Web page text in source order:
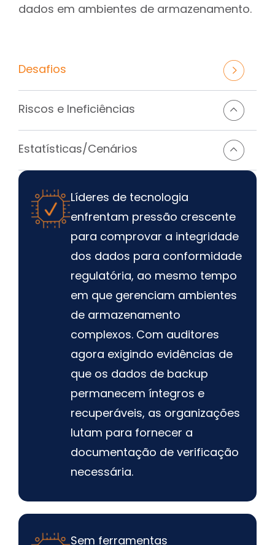
dados em ambientes de armazenamento.
Desafios
Riscos e Ineficiências
Estatísticas/Cenários
Líderes de tecnologia
enfrentam pressão crescente
para comprovar a integridade
dos dados para conformidade
regulatória, ao mesmo tempo
em que gerenciam ambientes
de armazenamento
complexos. Com auditores
agora exigindo evidências de
que os dados de backup
permanecem íntegros e
recuperáveis, as organizações
lutam para fornecer a
documentação de verificação
necessária.
Sem ferramentas